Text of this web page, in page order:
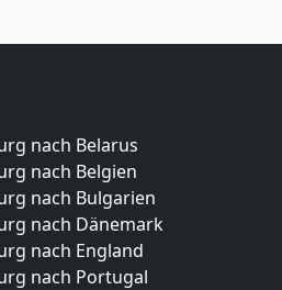
nach Belarus
nach Belgien
nach Bulgarien
nach Dänemark
nach England
nach Portugal